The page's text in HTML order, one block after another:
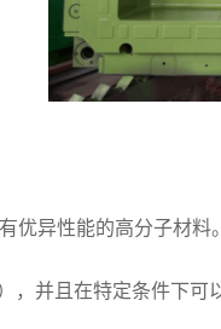
优异性能的高分子材
，并且在特定条件下可